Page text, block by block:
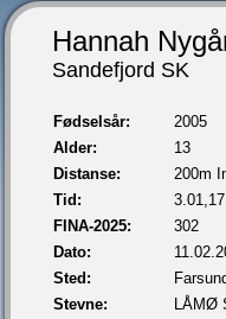
Hannah
Sandefjord SK
Fødselsår:
2005
Alder:
13
Distanse:
200m
Tid:
3.01,17
FINA-2025:
302
Dato:
Sted:
Stevne:
LÅMØ